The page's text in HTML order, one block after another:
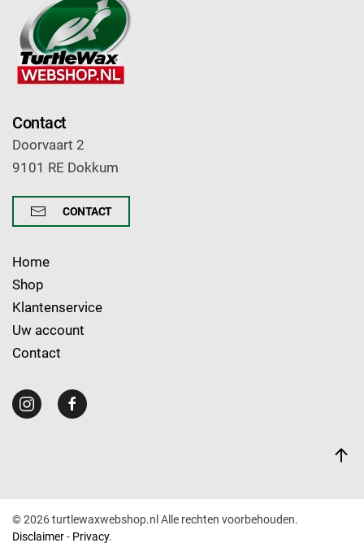
Contact
Doorvaart 2
9101 RE Dokkum
CONTACT
Home
Shop
Klantenservice
Uw account
Contact
©2026turtlewaxwebshop.nl Alle rechten voorbehouden.
Disclaimer- Privacy.